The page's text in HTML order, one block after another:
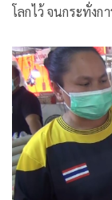
โลกไว้ จนกระทั่ง
ดูเหมือนจะเริ่มดีขึ้
ยูเครนและรัสเซีย
กำลังฟื้นให้ชะลอตั